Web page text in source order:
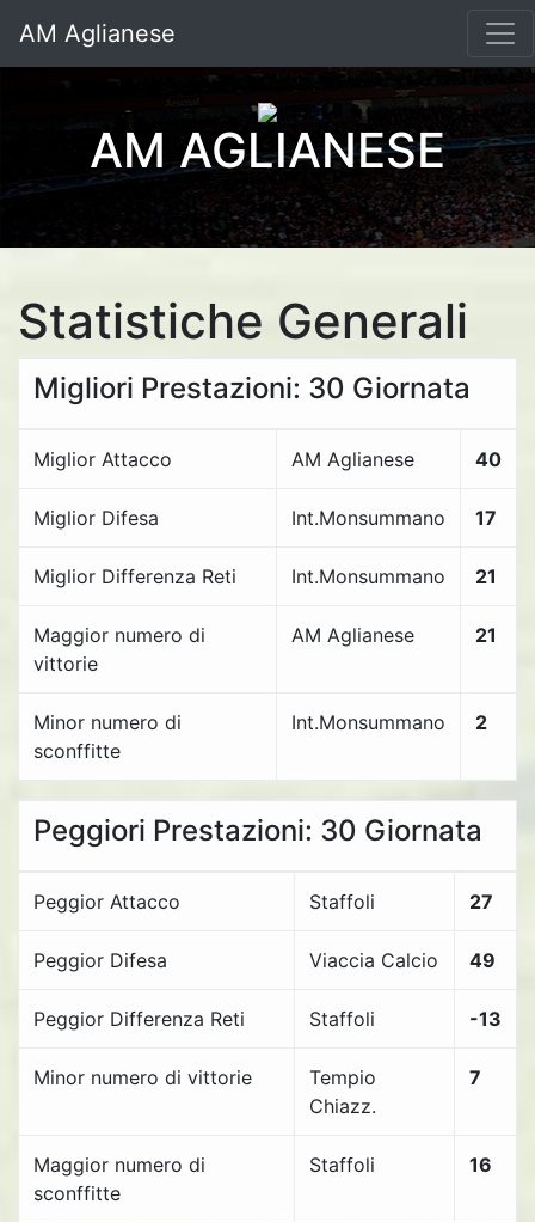
AM Aglianese
AM AGLIANESE
Statistiche Generali
Migliori Prestazioni: 30 Giornata
Miglior Attacco AM Aglianese 40
Miglior Difesa Int.Monsummano 17
Miglior Differenza Reti Int.Monsummano 21
Maggior numero di
vittorie
AM Aglianese 21
Minor numero di
sconffitte
Int.Monsummano 2
Peggiori Prestazioni: 30 Giornata
Peggior Attacco Staffoli 27
Peggior Difesa Viaccia Calcio 49
Peggior Differenza Reti Staffoli -13
Minor numero di vittorie
Tempio
Chiazz.
7
Maggior numero di
sconffitte
Staffoli 16